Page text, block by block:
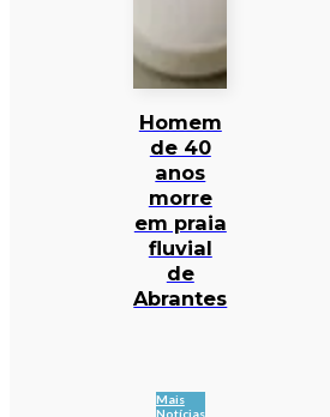
Homem
de 40
anos
morre
em praia
fluvial
de
Abrantes
Mais
Notícias